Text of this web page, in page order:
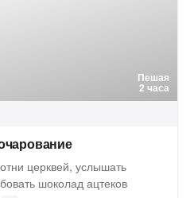
Пешая
2 часа
церквей, услышать
шоколад ацтеков